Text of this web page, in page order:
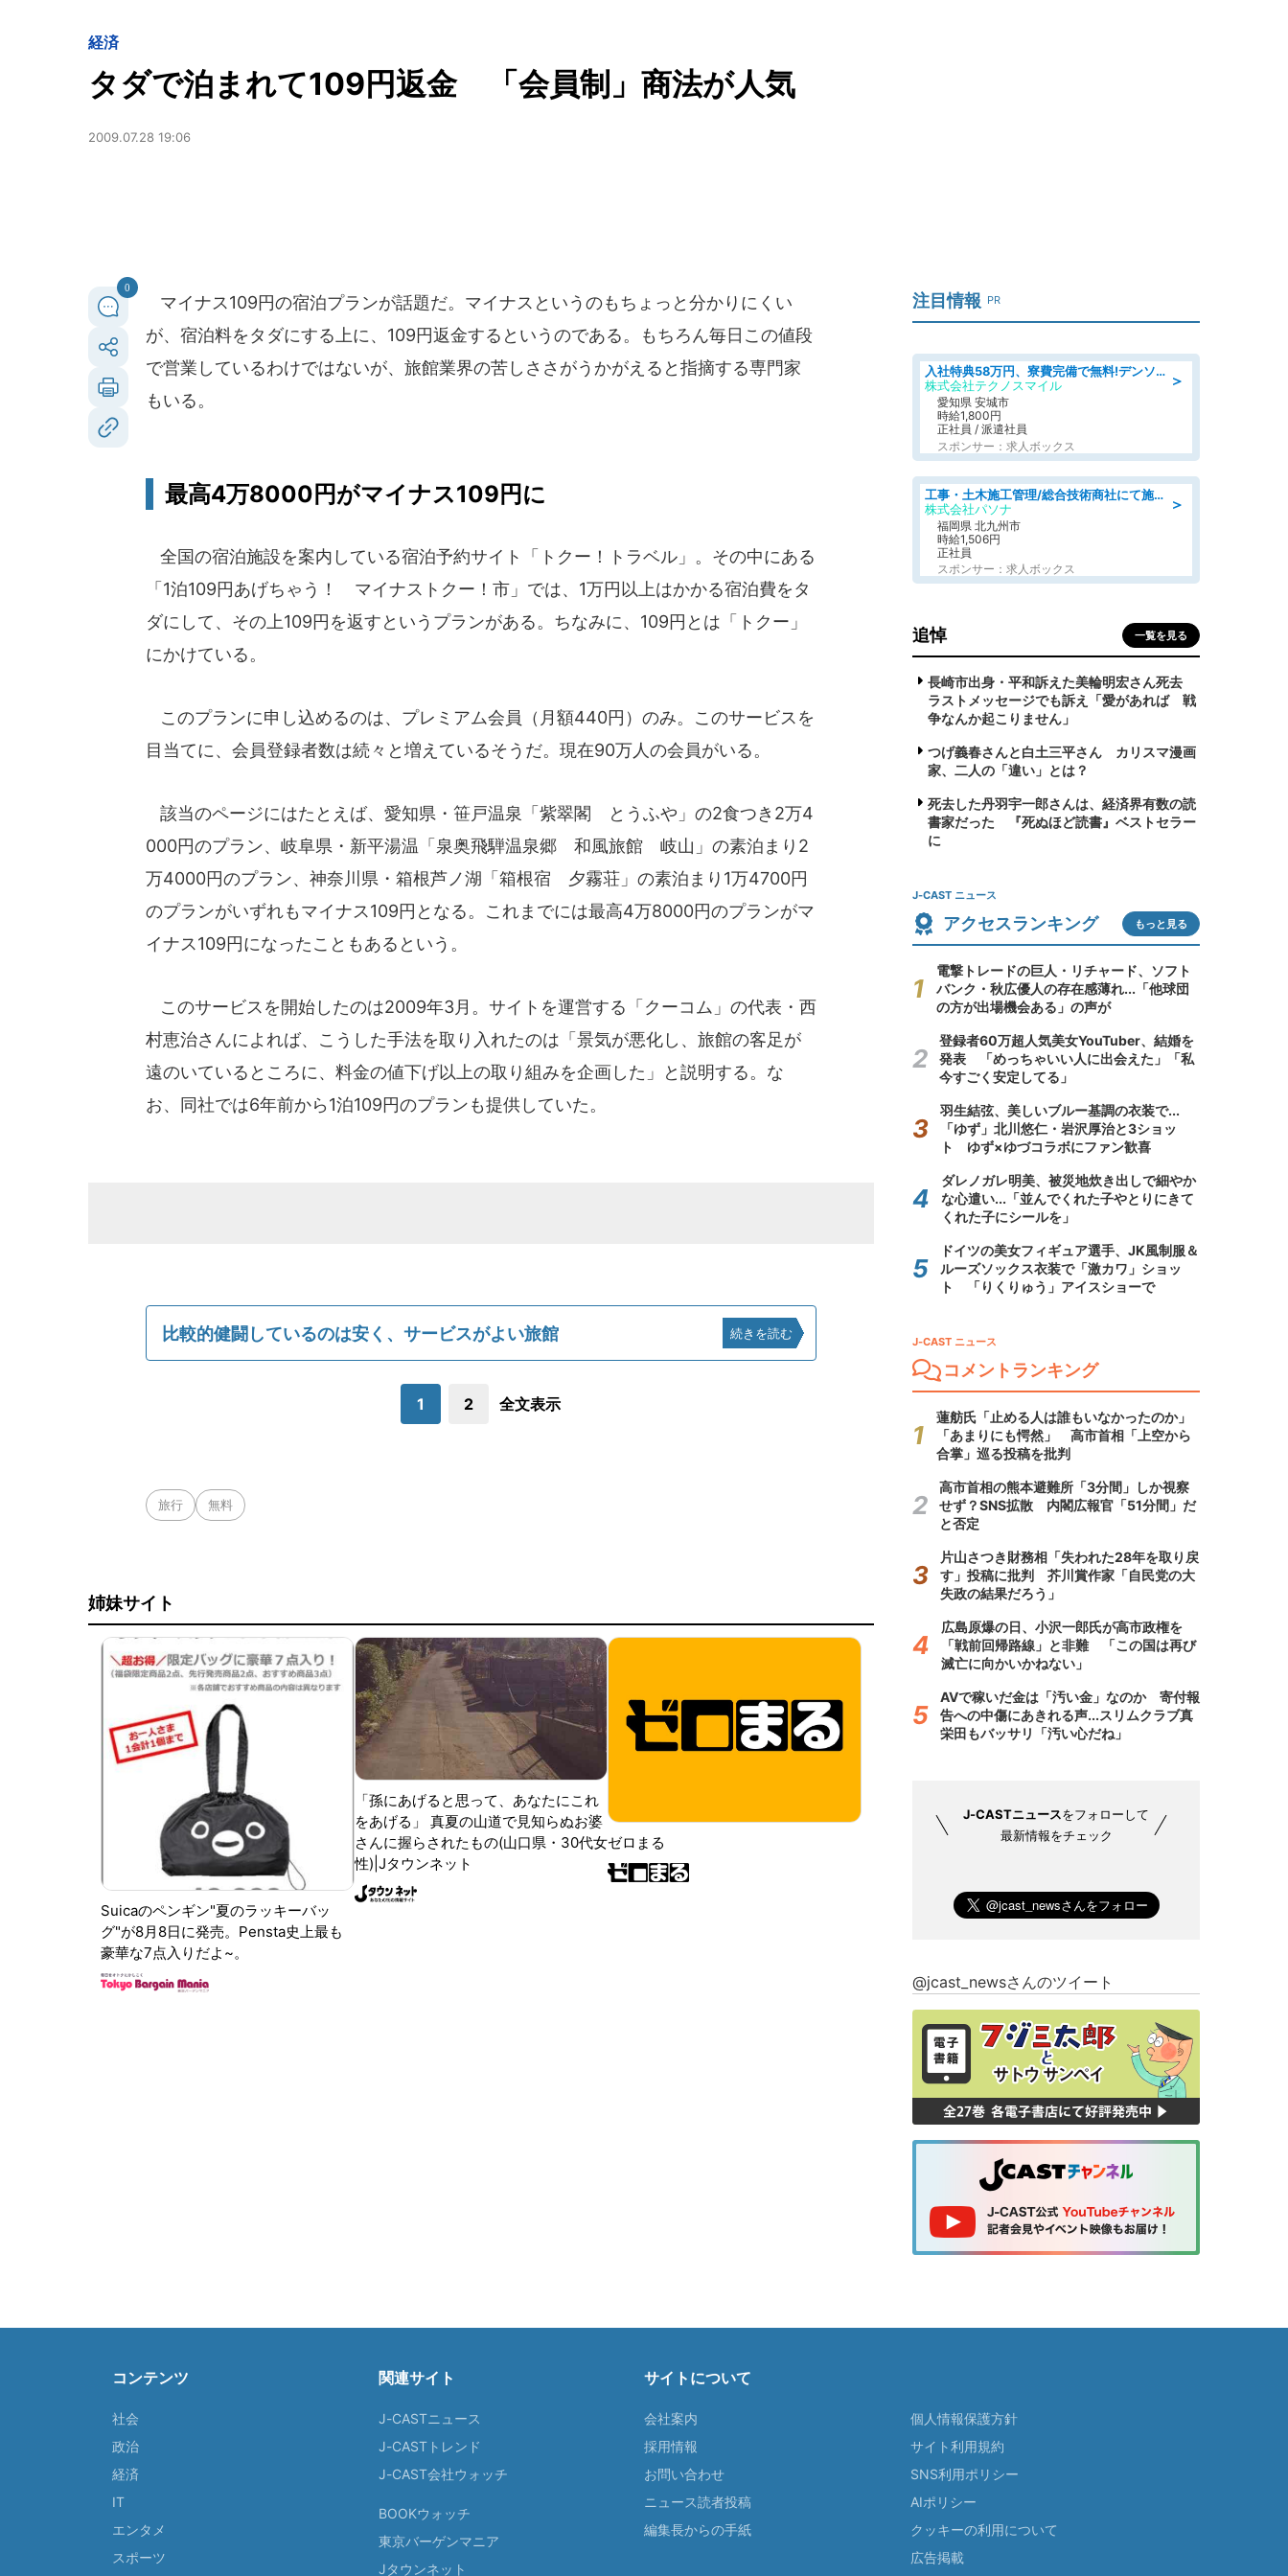
経済
タダで泊まれて109円返金 「会員制」商法が人気
2009.07.28 19:06
0
マイナス109円の宿泊プランが話題だ。マイナスというのもちょっと分かりにくい
が、宿泊料をタダにする上に、109円返金するというのである。もちろん毎日この値段
で営業しているわけではないが、旅館業界の苦しささがうかがえると指摘する専門家
もいる。
最高4万8000円がマイナス109円に
全国の宿泊施設を案内している宿泊予約サイト「トクー！トラベル」。その中にある
「1泊109円あげちゃう！ マイナストクー！市」では、1万円以上はかかる宿泊費をタ
ダにして、その上109円を返すというプランがある。ちなみに、109円とは「トクー」
にかけている。
このプランに申し込めるのは、プレミアム会員（月額440円）のみ。このサービスを
目当てに、会員登録者数は続々と増えているそうだ。現在90万人の会員がいる。
該当のページにはたとえば、愛知県・笹戸温泉「紫翠閣 とうふや」の2食つき2万4
000円のプラン、岐阜県・新平湯温「泉奥飛騨温泉郷 和風旅館 岐山」の素泊まり2
万4000円のプラン、神奈川県・箱根芦ノ湖「箱根宿 夕霧荘」の素泊まり1万4700円
のプランがいずれもマイナス109円となる。これまでには最高4万8000円のプランがマ
イナス109円になったこともあるという。
このサービスを開始したのは2009年3月。サイトを運営する「クーコム」の代表・西
村恵治さんによれば、こうした手法を取り入れたのは「景気が悪化し、旅館の客足が
遠のいているところに、料金の値下げ以上の取り組みを企画した」と説明する。な
お、同社では6年前から1泊109円のプランも提供していた。
比較的健闘しているのは安く、サービスがよい旅館 続きを読む
1 2 全文表示
旅行 無料
姉妹サイト
Suicaのペンギン"夏のラッキーバッ
グ"が8月8日に発売。Pensta史上最も
豪華な7点入りだよ~。
「孫にあげると思って、あなたにこれ
をあげる」 真夏の山道で見知らぬお婆
さんに握らされたもの(山口県・30代女
性)|Jタウンネット
ゼロまる
注目情報 PR
＞
入社特典58万円、寮費完備で無料!デンソーで働こう!自動車工場で小型部品の検査業務 denso aichi
株式会社テクノスマイル
愛知県 安城市
時給1,800円
正社員 / 派遣社員
スポンサー：求人ボックス
＞
工事・土木施工管理/総合技術商社にて施工管理のお仕事/即日勤務可/車通勤可/工事・土木施工管理/生産・品質管理
株式会社パソナ
福岡県 北九州市
時給1,506円
正社員
スポンサー：求人ボックス
追悼 一覧を見る
長崎市出身・平和訴えた美輪明宏さん死去
ラストメッセージでも訴え「愛があれば 戦
争なんか起こりません」
つげ義春さんと白土三平さん カリスマ漫画
家、二人の「違い」とは？
死去した丹羽宇一郎さんは、経済界有数の読
書家だった 『死ぬほど読書』ベストセラー
に
J-CAST ニュース
アクセスランキング もっと見る
電撃トレードの巨人・リチャード、ソフト
バンク・秋広優人の存在感薄れ...「他球団
の方が出場機会ある」の声が
登録者60万超人気美女YouTuber、結婚を
発表 「めっちゃいい人に出会えた」「私
今すごく安定してる」
羽生結弦、美しいブルー基調の衣装で...
「ゆず」北川悠仁・岩沢厚治と3ショッ
ト ゆず×ゆづコラボにファン歓喜
ダレノガレ明美、被災地炊き出しで細やか
な心遣い...「並んでくれた子やとりにきて
くれた子にシールを」
ドイツの美女フィギュア選手、JK風制服＆
ルーズソックス衣装で「激カワ」ショッ
ト 「りくりゅう」アイスショーで
J-CAST ニュース
コメントランキング
蓮舫氏「止める人は誰もいなかったのか」
「あまりにも愕然」 高市首相「上空から
合掌」巡る投稿を批判
高市首相の熊本避難所「3分間」しか視察
せず？SNS拡散 内閣広報官「51分間」だ
と否定
片山さつき財務相「失われた28年を取り戻
す」投稿に批判 芥川賞作家「自民党の大
失政の結果だろう」
広島原爆の日、小沢一郎氏が高市政権を
「戦前回帰路線」と非難 「この国は再び
滅亡に向かいかねない」
AVで稼いだ金は「汚い金」なのか 寄付報
告への中傷にあきれる声...スリムクラブ真
栄田もバッサリ「汚い心だね」
J-CASTニュースをフォローして
最新情報をチェック
@jcast_newsさんのツイート
コンテンツ
社会
政治
経済
IT
エンタメ
スポーツ
関連サイト
J-CASTニュース
J-CASTトレンド
J-CAST会社ウォッチ
BOOKウォッチ
東京バーゲンマニア
Jタウンネット
サイトについて
会社案内
採用情報
お問い合わせ
ニュース読者投稿
編集長からの手紙
個人情報保護方針
サイト利用規約
SNS利用ポリシー
AIポリシー
クッキーの利用について
広告掲載